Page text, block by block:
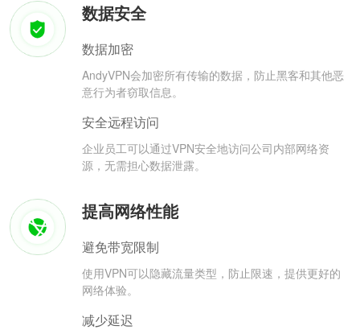
数据安全
数据加密
AndyVPN会加密所有传输的数据，防止黑客和其他恶
意行为者窃取信息。
安全远程访问
企业员工可以通过VPN安全地访问公司内部网络资
源，无需担心数据泄露。
提高网络性能
避免带宽限制
使用VPN可以隐藏流量类型，防止限速，提供更好的
网络体验。
减少延迟